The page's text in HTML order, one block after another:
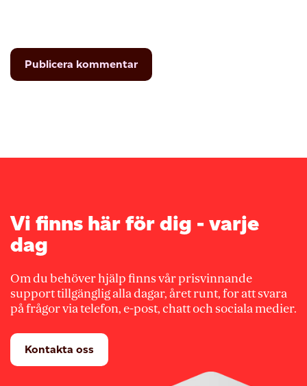
Vi finns här för dig - varje
dag
Om du behöver hjälp finns vår prisvinnande
support tillgänglig alla dagar, året runt, for att svara
på frågor via telefon, e-post, chatt och sociala medier.
Kontakta oss